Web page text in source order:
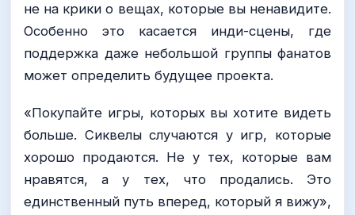
не на крики о вещах, которые вы ненавидите.
Особенно это касается инди-сцены, где
поддержка даже небольшой группы фанатов
может определить будущее проекта.
«Покупайте игры, которых вы хотите видеть
больше. Сиквелы случаются у игр, которые
хорошо продаются. Не у тех, которые вам
нравятся, а у тех, что продались. Это
единственный путь вперед, который я вижу»,